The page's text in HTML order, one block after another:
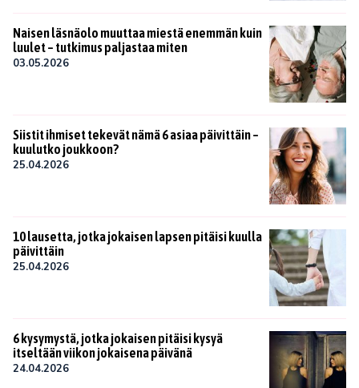
Naisen läsnäolo muuttaa miestä enemmän kuin
luulet – tutkimus paljastaa miten
03.05.2026
Siistit ihmiset tekevät nämä 6 asiaa päivittäin –
kuulutko joukkoon?
25.04.2026
10 lausetta, jotka jokaisen lapsen pitäisi kuulla
päivittäin
25.04.2026
6 kysymystä, jotka jokaisen pitäisi kysyä
itseltään viikon jokaisena päivänä
24.04.2026